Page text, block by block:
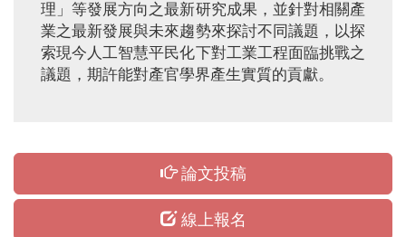
理」等發展方向之最新研究成果，並針對相關產
業之最新發展與未來趨勢來探討不同議題，以探
索現今人工智慧平民化下對工業工程面臨挑戰之
議題，期許能對產官學界產生實質的貢獻。
論文投稿
線上報名